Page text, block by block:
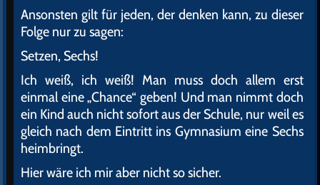
Ansonsten gilt für jeden, der denken kann, zu dieser
Folge nur zu sagen:
Setzen, Sechs!
Ich weiß, ich weiß! Man muss doch allem erst
einmal eine „Chance“ geben! Und man nimmt doch
ein Kind auch nicht sofort aus der Schule, nur weil es
gleich nach dem Eintritt ins Gymnasium eine Sechs
heimbringt.
Hier wäre ich mir aber nicht so sicher.